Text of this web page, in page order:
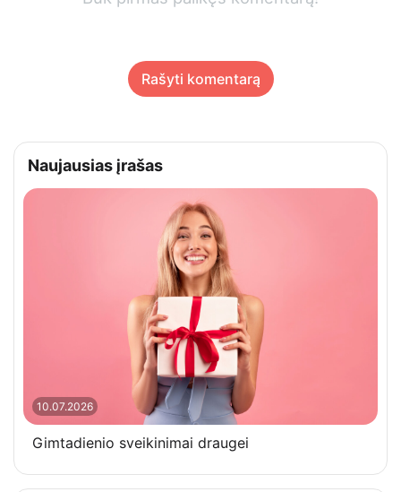
Rašyti komentarą
Naujausias įrašas
10.07.2026
Gimtadienio sveikinimai draugei